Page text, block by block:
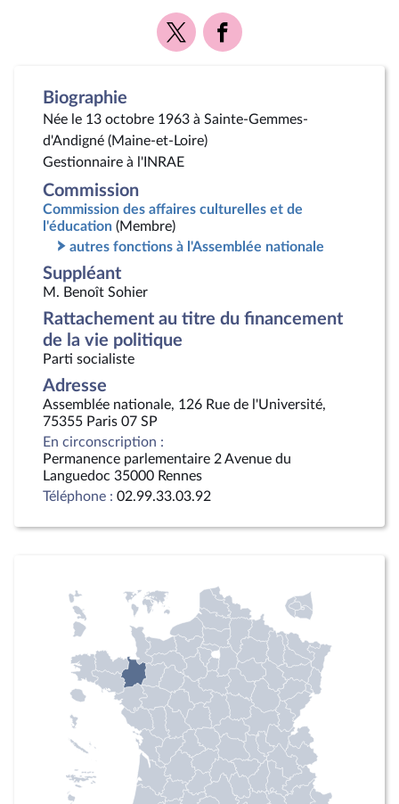
Voir
la
Voir
la
Biographie
Née le 13 octobre 1963 à Sainte-Gemmes-
d'Andigné (Maine-et-Loire)
Gestionnaire à l'INRAE
Commission
Commission des affaires culturelles et de
l'éducation (Membre)
autres fonctions à l'Assemblée nationale
Suppléant
M. Benoît Sohier
Rattachement au titre du financement
de la vie politique
Parti socialiste
Adresse
Assemblée nationale, 126 Rue de l'Université,
75355 Paris 07 SP
En circonscription :
Permanence parlementaire 2 Avenue du
Languedoc 35000 Rennes
Téléphone : 02.99.33.03.92